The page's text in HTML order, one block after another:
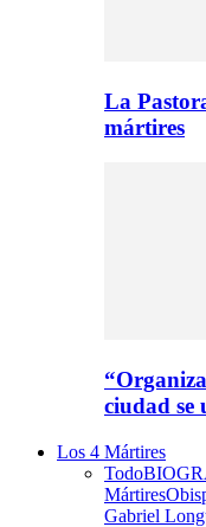
La
mártires
ciudad
Los 4 Mártires
Todo
Mártires
Gabriel